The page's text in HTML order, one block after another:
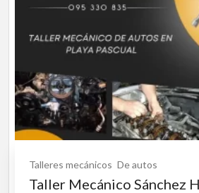
Talleres mecánicos De autos
Taller Mecánico Sánchez